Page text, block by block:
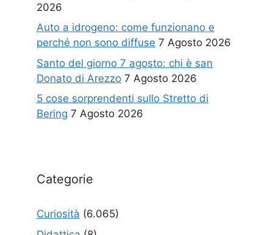
2026
Auto a idrogeno: come funzionano e
perché non sono diffuse 7 Agosto 2026
Santo del giorno 7 agosto: chi è san
Donato di Arezzo 7 Agosto 2026
5 cose sorprendenti sullo Stretto di
Bering 7 Agosto 2026
Categorie
Curiosità (6.065)